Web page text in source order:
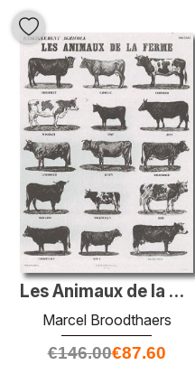
Les Animaux de la Ferme
Marcel Broodthaers
€146.00€87.60